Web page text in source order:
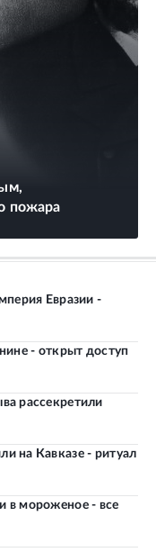
пожара
Евразии -
- открыт доступ
рассекретили
на Кавказе - ритуал
в мороженое - все